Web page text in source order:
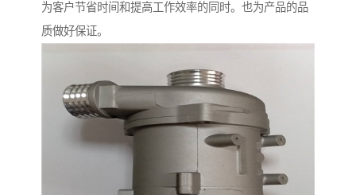
为客户节省时间和提高工作效率的同时。也为产品的品
质做好保证。